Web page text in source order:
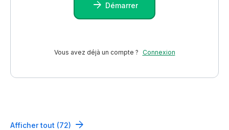
Démarrer
Vous avez déjà un compte ? Connexion
Afficher tout (72)